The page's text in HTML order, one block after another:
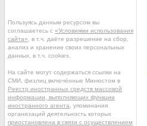
Пользуясь данным ресурсом вы
соглашаетесь с «Условиями использования
сайта» , в т.ч. даёте разрешение на сбор,
анализ и хранение своих персональных
данных, в т.ч. cookies.
На сайте могут содержаться ссылки на
СМИ, физлиц включённые Минюстом в
Реестр иностранных средств массовой
информации, выполняющих функции
иностранного агента , упоминания
организаций деятельность которых
приостановлена в связи с осуществлением